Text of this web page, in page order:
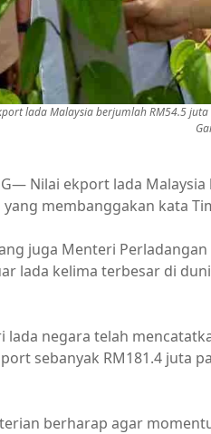
lada Malaysia berjumlah RM54.5
Nilai ekport lada
membanggakan kata
juga Menteri
lada kelima terbesar di
lada negara telah
sebanyak RM181.4 juta
berharap agar